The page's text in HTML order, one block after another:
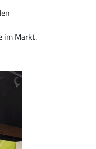
im Markt.